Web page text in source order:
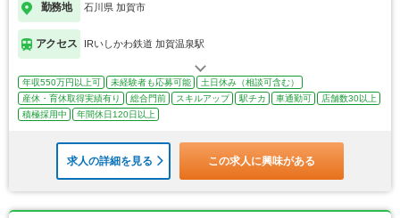
勤務地 石川県 加賀市
アクセス IRいしかわ鉄道 加賀温泉駅
年収550万円以上可 未経験者も応募可能
土日休み（相談可含む）
産休・育休取得実績有り
総合門前 スキルアップ 駅チカ 車通勤可
店舗数30以上
積極採用中
年間休日120日以上
求人の詳細を見る この求人に興味がある